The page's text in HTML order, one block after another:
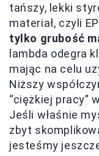
tańszy, lekki
materiał, czyli
tylko grubość
lambda odegra
mając na celu
Niższy
“ciężkiej pracy”
Jeśli właśnie
zbyt
jesteśmy